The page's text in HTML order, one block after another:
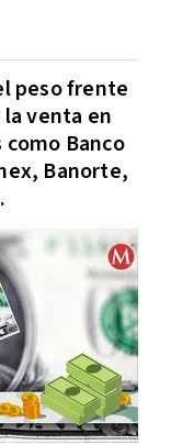
peso frente
la venta en
Banco
Banorte,